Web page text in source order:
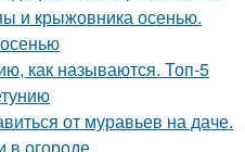
и крыжовника осенью.
как называются. Топ-5
от муравьев на даче.